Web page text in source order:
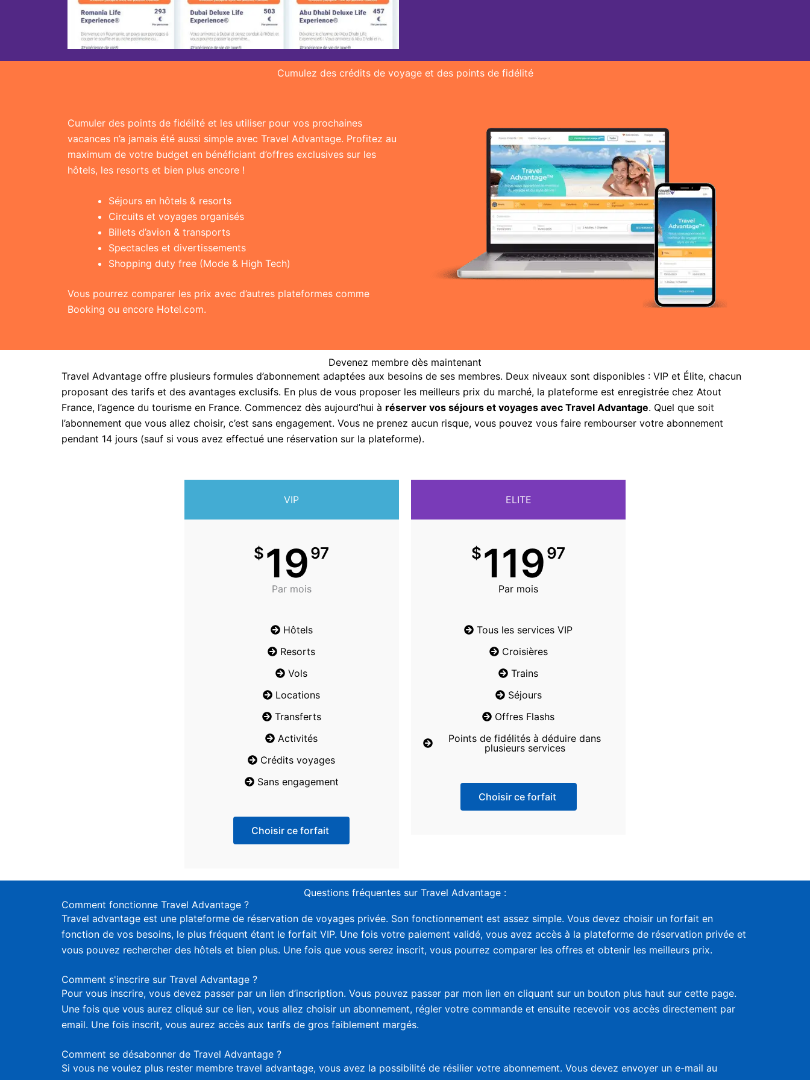
Cumulez des crédits de voyage et des points de fidélité
Cumuler des points de fidélité et les utiliser pour vos prochaines
vacances n’a jamais été aussi simple avec Travel Advantage. Profitez au
maximum de votre budget en bénéficiant d’offres exclusives sur les
hôtels, les resorts et bien plus encore !
Séjours en hôtels & resorts
Circuits et voyages organisés
Billets d’avion & transports
Spectacles et divertissements
Shopping duty free (Mode & High Tech)
Vous pourrez comparer les prix avec d’autres plateformes comme
Booking ou encore Hotel.com.
Devenez membre dès maintenant
Travel Advantage offre plusieurs formules d’abonnement adaptées aux besoins de ses membres. Deux niveaux sont disponibles : VIP et Élite, chacun
proposant des tarifs et des avantages exclusifs. En plus de vous proposer les meilleurs prix du marché, la plateforme est enregistrée chez Atout
France, l’agence du tourisme en France. Commencez dès aujourd’hui à réserver vos séjours et voyages avec Travel Advantage. Quel que soit
l’abonnement que vous allez choisir, c’est sans engagement. Vous ne prenez aucun risque, vous pouvez vous faire rembourser votre abonnement
pendant 14 jours (sauf si vous avez effectué une réservation sur la plateforme).
VIP
$1997
Par mois
Hôtels
Resorts
Vols
Locations
Transferts
Activités
Crédits voyages
Sans engagement
Choisir ce forfait
ELITE
$11997
Par mois
Tous les services VIP
Croisières
Trains
Séjours
Offres Flashs
Points de fidélités à déduire dans
plusieurs services
Choisir ce forfait
Questions fréquentes sur Travel Advantage :
Comment fonctionne Travel Advantage ?
Travel advantage est une plateforme de réservation de voyages privée. Son fonctionnement est assez simple. Vous devez choisir un forfait en
fonction de vos besoins, le plus fréquent étant le forfait VIP. Une fois votre paiement validé, vous avez accès à la plateforme de réservation privée et
vous pouvez rechercher des hôtels et bien plus. Une fois que vous serez inscrit, vous pourrez comparer les offres et obtenir les meilleurs prix.
Comment s'inscrire sur Travel Advantage ?
Pour vous inscrire, vous devez passer par un lien d’inscription. Vous pouvez passer par mon lien en cliquant sur un bouton plus haut sur cette page.
Une fois que vous aurez cliqué sur ce lien, vous allez choisir un abonnement, régler votre commande et ensuite recevoir vos accès directement par
email. Une fois inscrit, vous aurez accès aux tarifs de gros faiblement margés.
Comment se désabonner de Travel Advantage ?
Si vous ne voulez plus rester membre travel advantage, vous avez la possibilité de résilier votre abonnement. Vous devez envoyer un e-mail au